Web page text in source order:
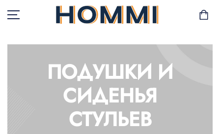
В НАЛИЧИИ
САД И БАЛКОН
ПОДУШКИ И
СИДЕНЬЯ
СТУЛЬЕВ